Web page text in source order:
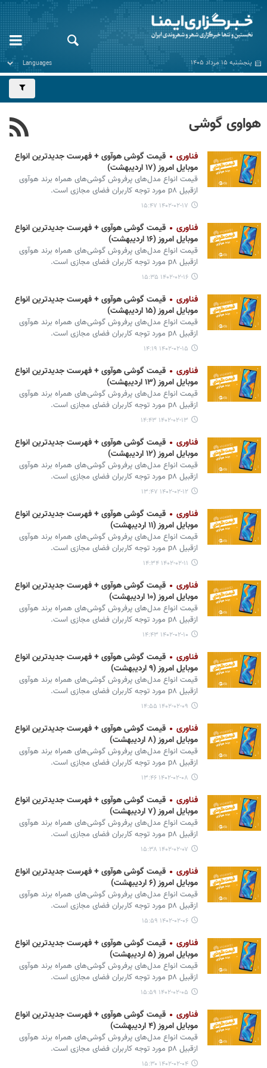
پنجشنبه ۱۵ مرداد ۱۴۰۵
هواوی گوشی
فناوری
قیمت گوشی هوآوی + فهرست جدیدترین انواع
موبایل امروز (۱۷ اردیبهشت)
قیمت انواع مدل‌های پرفروش گوشی‌های همراه برند هوآوی
ازقبیل p۸ مورد توجه کاربران فضای مجازی است.
۱۴۰۲-۰۲-۱۷ ۱۵:۴۷
فناوری
قیمت گوشی هوآوی + فهرست جدیدترین انواع
موبایل امروز (۱۶ اردیبهشت)
قیمت انواع مدل‌های پرفروش گوشی‌های همراه برند هوآوی
ازقبیل p۸ مورد توجه کاربران فضای مجازی است.
۱۴۰۲-۰۲-۱۶ ۱۵:۳۵
فناوری
قیمت گوشی هوآوی + فهرست جدیدترین انواع
موبایل امروز (۱۵ اردیبهشت)
قیمت انواع مدل‌های پرفروش گوشی‌های همراه برند هوآوی
ازقبیل p۸ مورد توجه کاربران فضای مجازی است.
۱۴۰۲-۰۲-۱۵ ۱۴:۱۹
فناوری
قیمت گوشی هوآوی + فهرست جدیدترین انواع
موبایل امروز (۱۳ اردیبهشت)
قیمت انواع مدل‌های پرفروش گوشی‌های همراه برند هوآوی
ازقبیل p۸ مورد توجه کاربران فضای مجازی است.
۱۴۰۲-۰۲-۱۳ ۱۴:۴۳
فناوری
قیمت گوشی هوآوی + فهرست جدیدترین انواع
موبایل امروز (۱۲ اردیبهشت)
قیمت انواع مدل‌های پرفروش گوشی‌های همراه برند هوآوی
ازقبیل p۸ مورد توجه کاربران فضای مجازی است.
۱۴۰۲-۰۲-۱۲ ۱۳:۴۷
فناوری
قیمت گوشی هوآوی + فهرست جدیدترین انواع
موبایل امروز (۱۱ اردیبهشت)
قیمت انواع مدل‌های پرفروش گوشی‌های همراه برند هوآوی
ازقبیل p۸ مورد توجه کاربران فضای مجازی است.
۱۴۰۲-۰۲-۱۱ ۱۴:۳۴
فناوری
قیمت گوشی هوآوی + فهرست جدیدترین انواع
موبایل امروز (۱۰ اردیبهشت)
قیمت انواع مدل‌های پرفروش گوشی‌های همراه برند هوآوی
ازقبیل p۸ مورد توجه کاربران فضای مجازی است.
۱۴۰۲-۰۲-۱۰ ۱۴:۴۳
فناوری
قیمت گوشی هوآوی + فهرست جدیدترین انواع
موبایل امروز (۹ اردیبهشت)
قیمت انواع مدل‌های پرفروش گوشی‌های همراه برند هوآوی
ازقبیل p۸ مورد توجه کاربران فضای مجازی است.
۱۴۰۲-۰۲-۰۹ ۱۴:۵۵
فناوری
قیمت گوشی هوآوی + فهرست جدیدترین انواع
موبایل امروز (۸ اردیبهشت)
قیمت انواع مدل‌های پرفروش گوشی‌های همراه برند هوآوی
ازقبیل p۸ مورد توجه کاربران فضای مجازی است.
۱۴۰۲-۰۲-۰۸ ۱۳:۴۶
فناوری
قیمت گوشی هوآوی + فهرست جدیدترین انواع
موبایل امروز (۷ اردیبهشت)
قیمت انواع مدل‌های پرفروش گوشی‌های همراه برند هوآوی
ازقبیل p۸ مورد توجه کاربران فضای مجازی است.
۱۴۰۲-۰۲-۰۷ ۱۵:۳۸
فناوری
قیمت گوشی هوآوی + فهرست جدیدترین انواع
موبایل امروز (۶ اردیبهشت)
قیمت انواع مدل‌های پرفروش گوشی‌های همراه برند هوآوی
ازقبیل p۸ مورد توجه کاربران فضای مجازی است.
۱۴۰۲-۰۲-۰۶ ۱۵:۵۹
فناوری
قیمت گوشی هوآوی + فهرست جدیدترین انواع
موبایل امروز (۵ اردیبهشت)
قیمت انواع مدل‌های پرفروش گوشی‌های همراه برند هوآوی
ازقبیل p۸ مورد توجه کاربران فضای مجازی است.
۱۴۰۲-۰۲-۰۵ ۱۵:۵۹
فناوری
قیمت گوشی هوآوی + فهرست جدیدترین انواع
موبایل امروز (۴ اردیبهشت)
قیمت انواع مدل‌های پرفروش گوشی‌های همراه برند هوآوی
ازقبیل p۸ مورد توجه کاربران فضای مجازی است.
۱۴۰۲-۰۲-۰۴ ۱۵:۳۰